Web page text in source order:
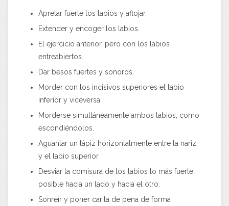
Apretar fuerte los labios y aflojar.
Extender y encoger los labios.
El ejercicio anterior, pero con los labios
entreabiertos.
Dar besos fuertes y sonoros.
Morder con los incisivos superiores el labio
inferior y viceversa.
Morderse simultáneamente ambos labios, como
escondiéndolos.
Aguantar un lápiz horizontalmente entre la nariz
y el labio superior.
Desviar la comisura de los labios lo más fuerte
posible hacia un lado y hacia el otro.
Sonreír y poner carita de pena de forma